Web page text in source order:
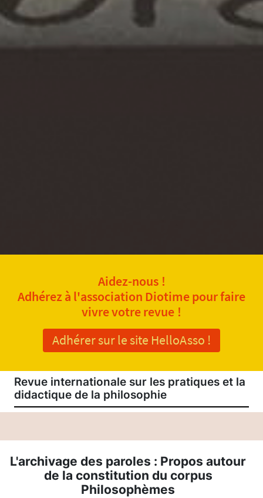
Aidez-nous !
Adhérez à l'association Diotime pour faire
vivre votre revue !
Adhérer sur le site HelloAsso !
Revue internationale sur les pratiques et la
didactique de la philosophie
L'archivage des paroles : Propos autour
de la constitution du corpus
Philosophèmes